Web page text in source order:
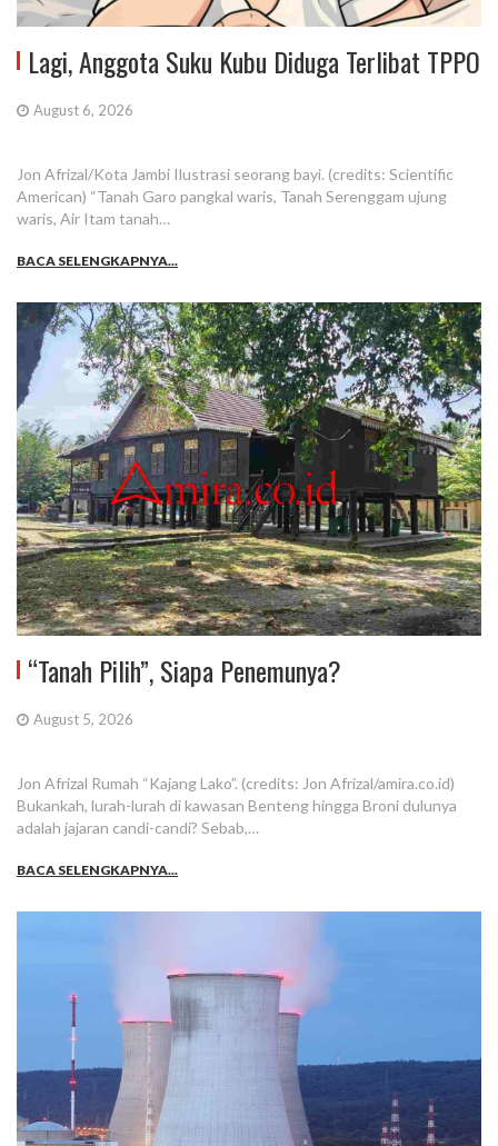
Lagi, Anggota Suku Kubu Diduga Terlibat TPPO
August 6, 2026
Jon Afrizal/Kota Jambi Ilustrasi seorang bayi. (credits: Scientific
American) “Tanah Garo pangkal waris, Tanah Serenggam ujung
waris, Air Itam tanah…
BACA SELENGKAPNYA...
“Tanah Pilih”, Siapa Penemunya?
August 5, 2026
Jon Afrizal Rumah “Kajang Lako”. (credits: Jon Afrizal/amira.co.id)
Bukankah, lurah-lurah di kawasan Benteng hingga Broni dulunya
adalah jajaran candi-candi? Sebab,…
BACA SELENGKAPNYA...